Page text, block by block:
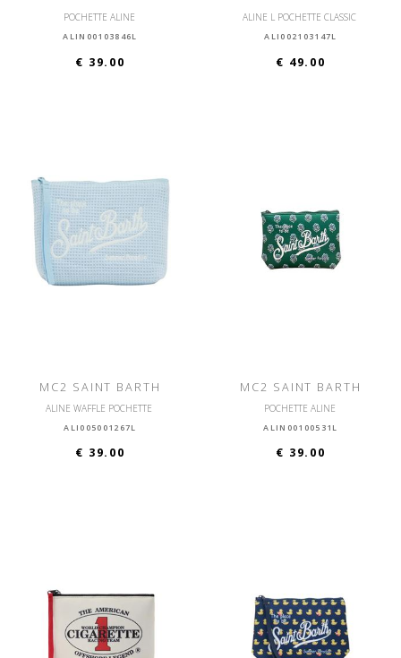
POCHETTE ALINE
ALIN00103846L
€ 39.00
ALINE L POCHETTE CLASSIC
ALI002103147L
€ 49.00
MC2 SAINT BARTH
ALINE WAFFLE POCHETTE
ALI005001267L
€ 39.00
MC2 SAINT BARTH
POCHETTE ALINE
ALIN00100531L
€ 39.00